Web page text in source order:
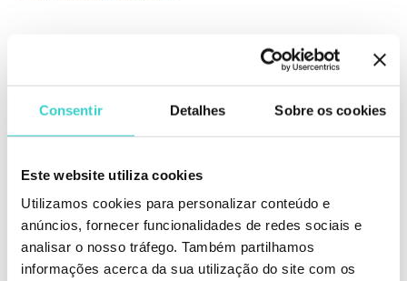
Consentir Detalhes Sobre os cookies
Este website utiliza cookies
Utilizamos cookies para personalizar conteúdo e
anúncios, fornecer funcionalidades de redes sociais e
analisar o nosso tráfego. Também partilhamos
informações acerca da sua utilização do site com os